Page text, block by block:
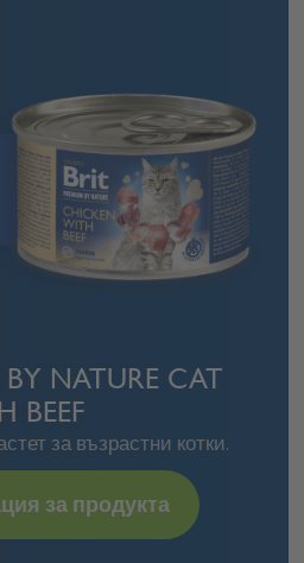
BY NATURE CAT
BEEF
за възрастни котки.
за продукта